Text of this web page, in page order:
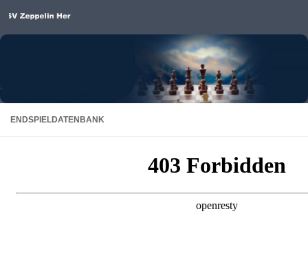
Unter dem Inhalt
ENDSPIELDATENBANK